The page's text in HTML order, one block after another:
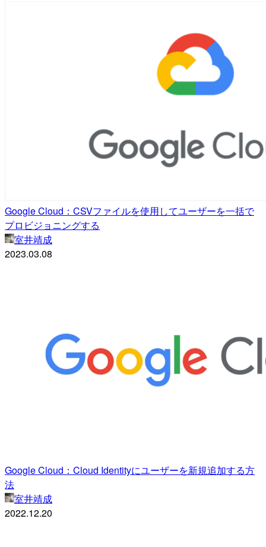
Google Cloud：CSVファイルを使用してユーザーを一括で
プロビジョニングする
室井靖成
2023.03.08
Google Cloud：Cloud Identityにユーザーを新規追加する方
法
室井靖成
2022.12.20